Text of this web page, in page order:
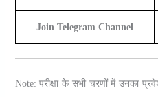
Join Telegram Channel
Note:परीक्षा के सभी चरणों में उनका